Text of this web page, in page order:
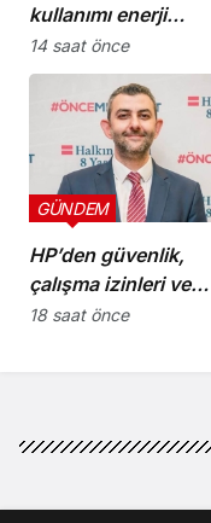
kullanımı enerji
tüketimini azaltıyor
14 saat önce
HP’den güvenlik,
çalışma izinleri ve
yurttaşlık
GÜNDEM
18 saat önce